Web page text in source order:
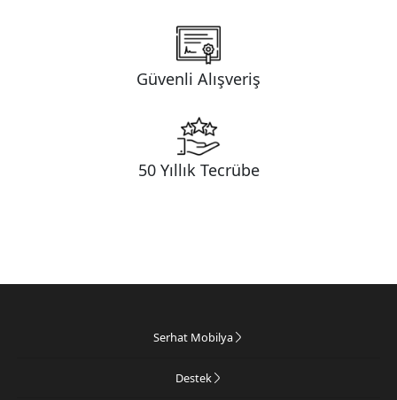
Güvenli Alışveriş
50 Yıllık Tecrübe
Serhat Mobilya
Destek